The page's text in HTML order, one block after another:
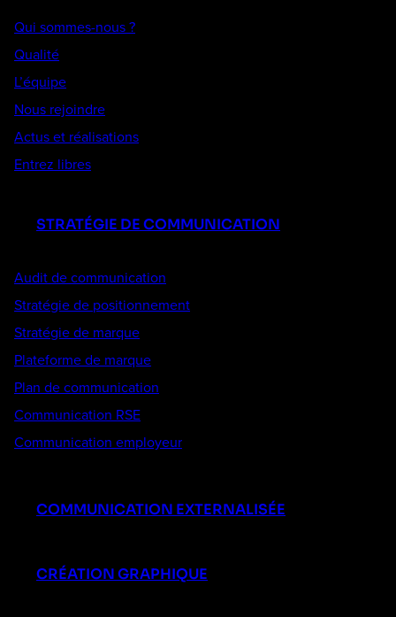
Qui sommes-nous ?
Qualité
L’équipe
Nous rejoindre
Actus et réalisations
Entrez libres
STRATÉGIE DE COMMUNICATION
Audit de communication
Stratégie de positionnement
Stratégie de marque
Plateforme de marque
Plan de communication
Communication RSE
Communication employeur
COMMUNICATION EXTERNALISÉE
CRÉATION GRAPHIQUE